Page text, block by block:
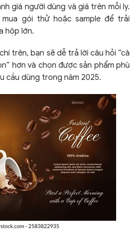
giá người dùng và giá trên mỗi ly.
mua gói thử hoặc sample để trải
hộp lớn.
trên, bạn sẽ dễ trả lời câu hỏi “cà
hơn và chọn được sản phẩm phù
cầu dùng trong năm 2025.